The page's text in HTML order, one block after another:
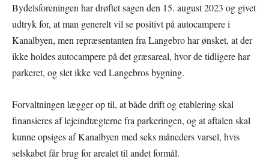
Bydelsforeningen har drøftet sagen den 15. august 2023 og givet
udtryk for, at man generelt vil se positivt på autocampere i
Kanalbyen, men repræsentanten fra Langebro har ønsket, at der
ikke holdes autocampere på det græsareal, hvor de tidligere har
parkeret, og slet ikke ved Langebros bygning.
Forvaltningen lægger op til, at både drift og etablering skal
finansieres af lejeindtægterne fra parkeringen, og at aftalen skal
kunne opsiges af Kanalbyen med seks måneders varsel, hvis
selskabet får brug for arealet til andet formål.